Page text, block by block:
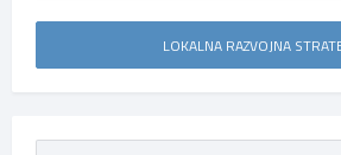
LOKALNA RAZVOJNA